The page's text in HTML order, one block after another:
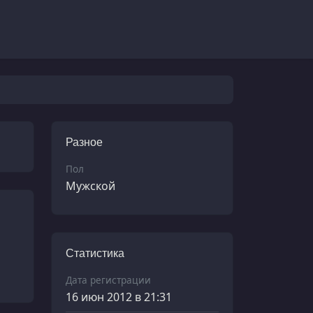
Разное
Пол
Мужской
Статистика
Дата регистрации
16 июн 2012 в 21:31